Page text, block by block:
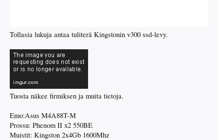
Tollasia lukuja antaa tuliterä Kingstonin v300 ssd-levy.
Tuosta näkee firmiksen ja muita tietoja.
Emo:Asus M4A88T-M
Prossu: Phenom II x2 550BE
Muistit: Kingston 2x4Gb 1600Mhz